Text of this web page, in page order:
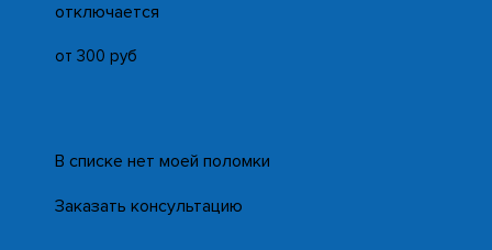
отключается
от 300 руб
В списке нет моей поломки
Заказать консультацию